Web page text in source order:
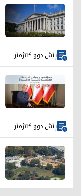
پێش دوو کاتژمێر
پێش دوو کاتژمێر